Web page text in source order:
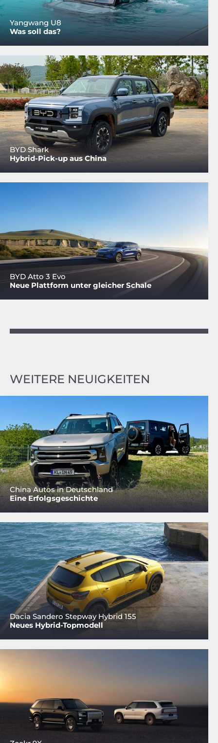
Yangwang U8
Was soll das?
BYD Shark
Hybrid-Pick-up aus China
BYD Atto 3 Evo
Neue Plattform unter gleicher Schale
WEITERE NEUIGKEITEN
China Autos in Deutschland
Eine Erfolgsgeschichte
Dacia Sandero Stepway Hybrid 155
Neues Hybrid-Topmodell